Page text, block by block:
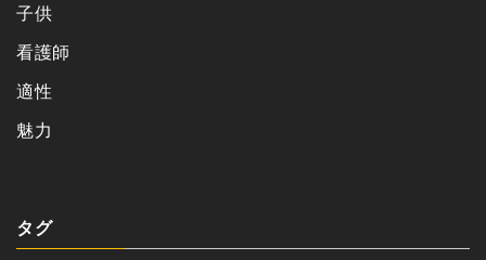
子供
看護師
適性
魅力
タグ